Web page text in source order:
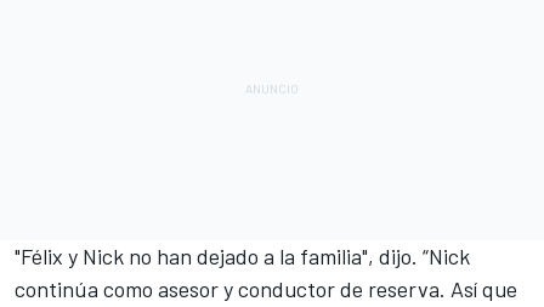
"Félix y Nick no han dejado a la familia", dijo. “Nick
continúa como asesor y conductor de reserva. Así que